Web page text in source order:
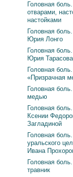
Головная
отварами,
настойками
Головная
Юрия Лонго
Головная
Юрия Тарасова
Головная боль.
«Призрачная
Головная
медью
Головная
Ксении
Загладиной
Головная
уральского
Ивана
Головная
травник